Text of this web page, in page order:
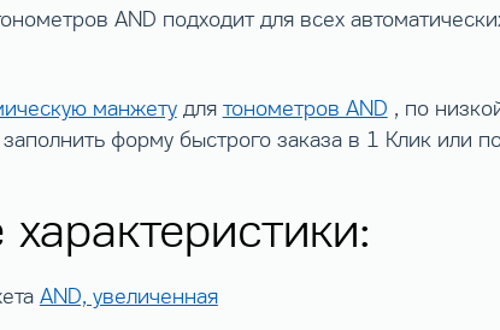
AND подходит для всех
манжетудля тонометров AND , по
форму быстрого заказа в 1 Клик или
AND, увеличенная